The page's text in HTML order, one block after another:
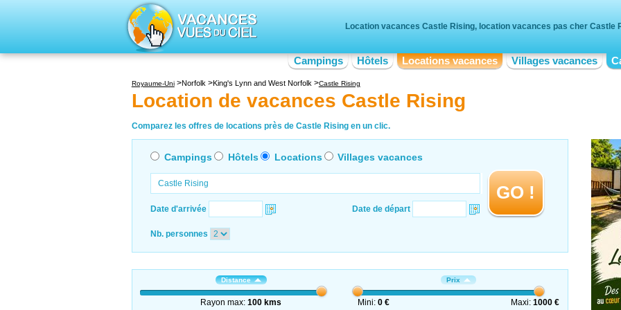
Location vacances Castle Rising, location vacances pas cher Castle
Campings Hôtels Locations vacances Villages vacances
Royaume-Uni Norfolk King's Lynn and West Norfolk Castle Rising
Location de vacances Castle Rising
Comparez les offres de locations près de Castle Rising en un clic.
Campings Hôtels Locations Villages vacances
Date d'arrivée Date de départ
GO !
Nb. personnes
Distance
Rayon max:100 kms
Prix
Mini: 0 € Maxi:1000 €